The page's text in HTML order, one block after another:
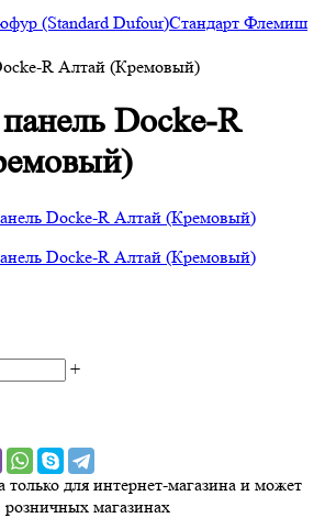
(Standard Dufour)Стандарт Флемиш
R Алтай (Кремовый)
Docke-R
+
только для интернет-магазина и может
розничных магазинах